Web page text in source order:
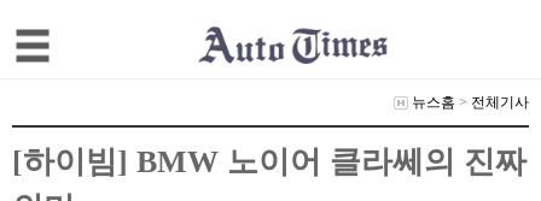
뉴스홈 > 전체기사
[하이빔] BMW 노이어 클라쎄의 진짜